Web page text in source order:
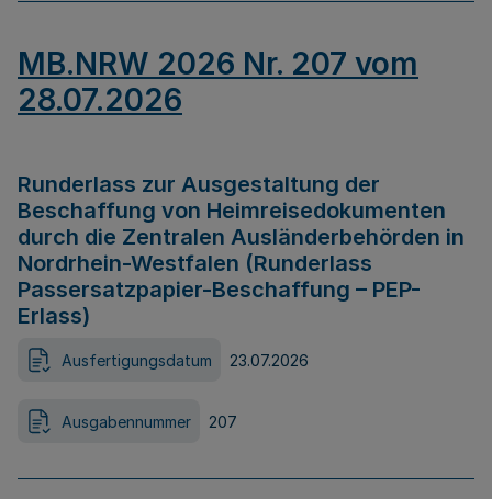
MB.NRW 2026 Nr. 207 vom
28.07.2026
Runderlass zur Ausgestaltung der
Beschaffung von Heimreisedokumenten
durch die Zentralen Ausländerbehörden in
Nordrhein-Westfalen (Runderlass
Passersatzpapier-Beschaffung – PEP-
Erlass)
Ausfertigungsdatum 23.07.2026
Ausgabennummer 207